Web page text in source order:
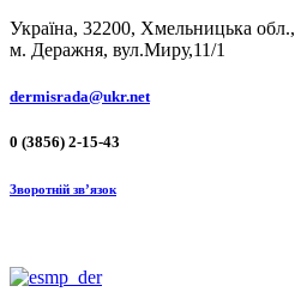
Україна, 32200, Хмельницька обл.,
м. Деражня, вул.Миру,11/1
dermisrada@ukr.net
0 (3856) 2-15-43
Зворотній зв’язок